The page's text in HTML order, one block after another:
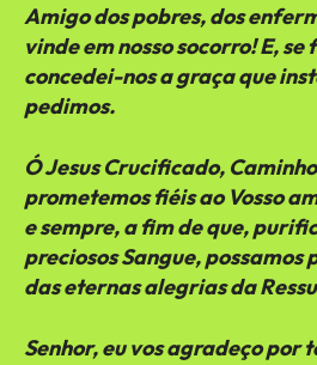
Amigo dos pobres, dos
vinde em nosso socorro! E,
concedei-nos a graça que
pedimos.
Ó Jesus Crucificado,
prometemos fiéis ao Vosso
e sempre, a fim de que,
preciosos Sangue,
das eternas alegrias da
Senhor, eu vos agradeço por